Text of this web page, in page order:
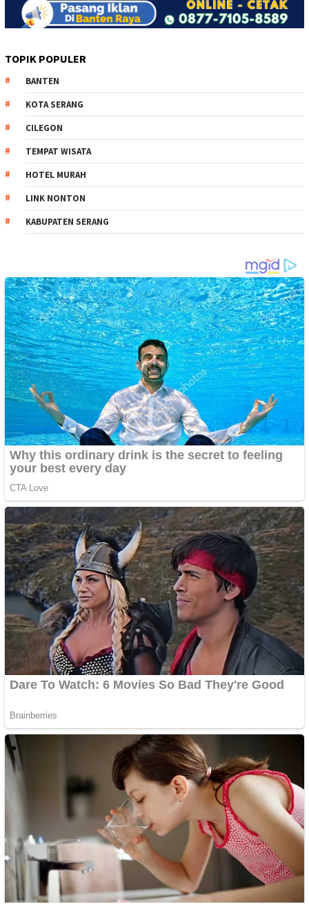
TOPIK POPULER
BANTEN
KOTA SERANG
CILEGON
TEMPAT WISATA
HOTEL MURAH
LINK NONTON
KABUPATEN SERANG